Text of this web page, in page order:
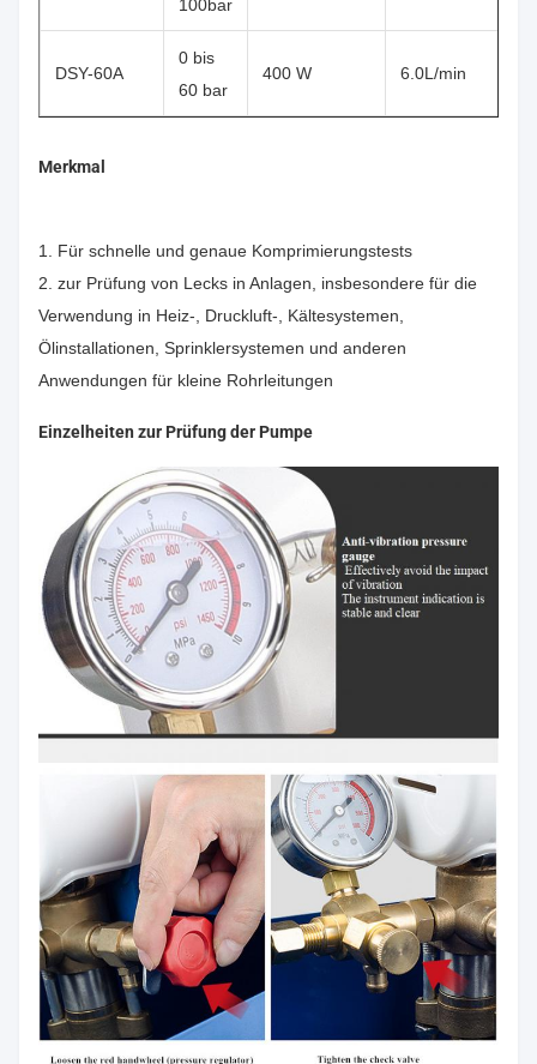
100bar
DSY-60A
0 bis
60 bar
400 W 6.0L/min
Merkmal
1. Für schnelle und genaue Komprimierungstests
2. zur Prüfung von Lecks in Anlagen, insbesondere für die
Verwendung in Heiz-, Druckluft-, Kältesystemen,
Ölinstallationen, Sprinklersystemen und anderen
Anwendungen für kleine Rohrleitungen
Einzelheiten zur Prüfung der Pumpe